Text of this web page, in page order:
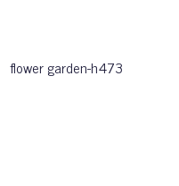
flower garden-h473